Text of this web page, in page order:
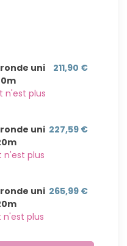
uni
n'est plus
211,90 €
uni
n'est plus
227,59 €
uni
n'est plus
265,99 €